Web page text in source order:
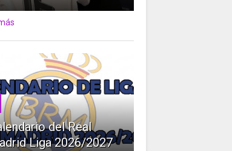
del Real
Liga 2026/2027